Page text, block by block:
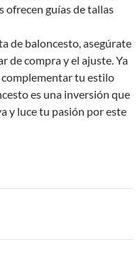
ofrecen guías de tallas
de baloncesto, asegúrate
de compra y el ajuste. Ya
tu estilo
es una inversión que
y luce tu pasión por este